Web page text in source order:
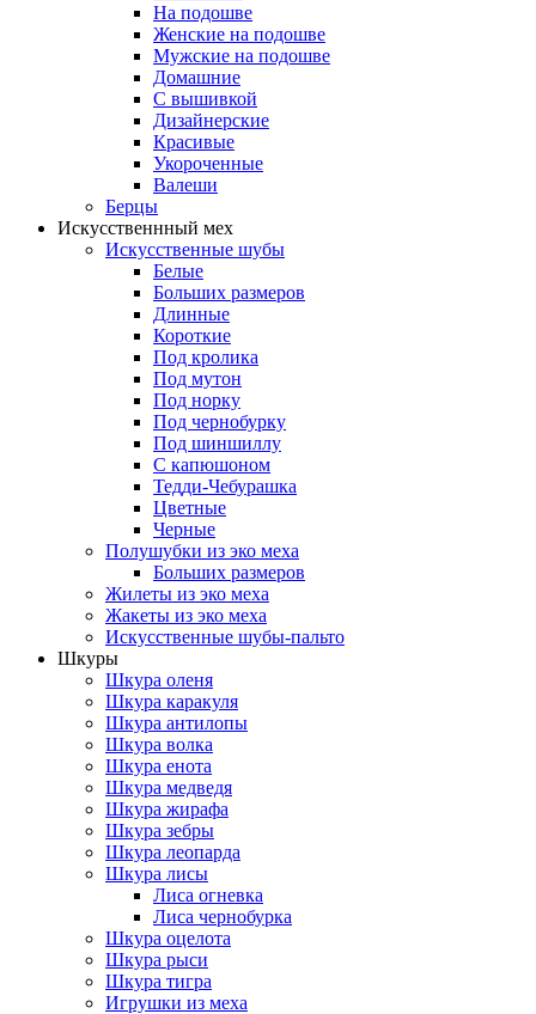
На подошве
Женские на подошве
Мужские на подошве
Домашние
С вышивкой
Дизайнерские
Красивые
Укороченные
Валеши
Берцы
Искусственнный мех
Искусственные шубы
Белые
Больших размеров
Длинные
Короткие
Под кролика
Под мутон
Под норку
Под чернобурку
Под шиншиллу
С капюшоном
Тедди-Чебурашка
Цветные
Черные
Полушубки из эко меха
Больших размеров
Жилеты из эко меха
Жакеты из эко меха
Искусственные шубы-пальто
Шкуры
Шкура оленя
Шкура каракуля
Шкура антилопы
Шкура волка
Шкура енота
Шкура медведя
Шкура жирафа
Шкура зебры
Шкура леопарда
Шкура лисы
Лиса огневка
Лиса чернобурка
Шкура оцелота
Шкура рыси
Шкура тигра
Игрушки из меха